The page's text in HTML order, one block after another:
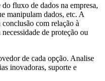
fluxo de dados na empresa,
manipulam dados, etc. A
com relação à
de proteção ou
de cada opção. Analise
inovadoras, suporte e